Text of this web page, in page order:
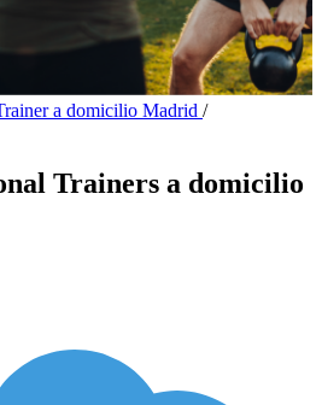
a domicilio Madrid /
Trainers a domicilio